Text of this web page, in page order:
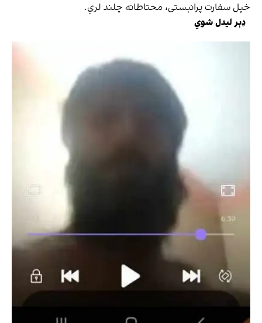
خپل سفارت پرانېستی، محتاطانه چلند لري.
ډېر لیدل شوي